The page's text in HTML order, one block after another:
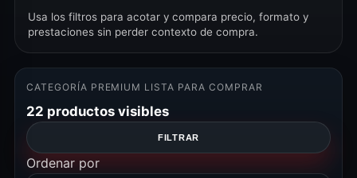
Usa los filtros para acotar y compara precio, formato y
prestaciones sin perder contexto de compra.
CATEGORÍA PREMIUM LISTA PARA COMPRAR
22 productos visibles
FILTRAR
Ordenar por